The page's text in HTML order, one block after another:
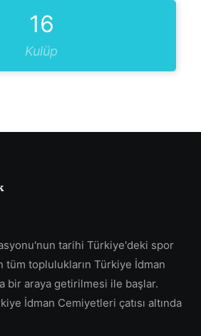
16
Kulüp
tarihi Türkiye'deki spor
toplulukların Türkiye İdman
bir araya getirilmesi ile başlar.
İdman Cemiyetleri çatısı altında